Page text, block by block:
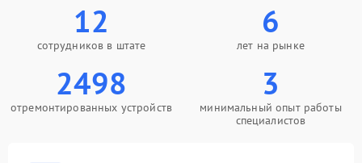
12
сотрудников в штате
6
лет на рынке
2498
отремонтированных устройств
3
минимальный опыт работы
специалистов